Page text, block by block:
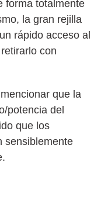
forma totalmente
la gran rejilla
rápido acceso al
con
que la
potencia del
que los
sensiblemente